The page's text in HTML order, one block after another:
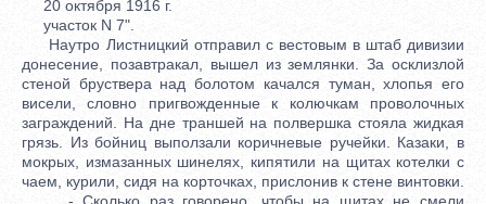
20 октября 1916 г.
участок N 7".
Наутро Листницкий отправил с вестовым в штаб дивизии
донесение, позавтракал, вышел из землянки. За осклизлой
стеной бруствера над болотом качался туман, хлопья его
висели, словно пригвожденные к колючкам проволочных
заграждений. На дне траншей на полвершка стояла жидкая
грязь. Из бойниц выползали коричневые ручейки. Казаки, в
мокрых, измазанных шинелях, кипятили на щитах котелки с
чаем, курили, сидя на корточках, прислонив к стене винтовки.
- Сколько раз говорено, чтобы на щитах не смели